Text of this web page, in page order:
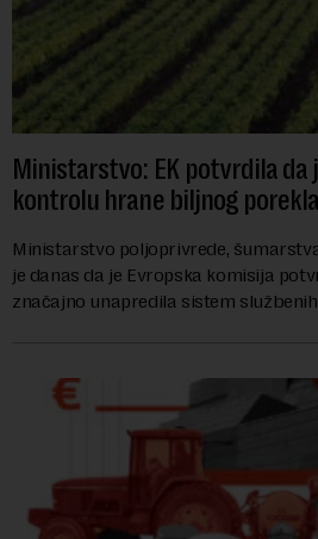
Ministarstvo: EK potvrdila
kontrolu hrane biljnog porekla
Ministarstvo poljoprivrede,
je danas da je Evropska komisija
značajno unapredila sistem